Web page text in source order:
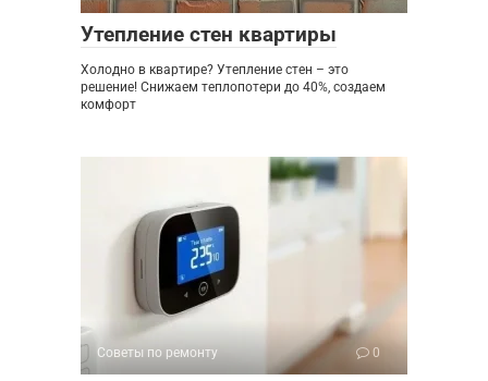
Утепление стен квартиры
Холодно в квартире? Утепление стен – это
решение! Снижаем теплопотери до 40%, создаем
комфорт
Советы по ремонту 0